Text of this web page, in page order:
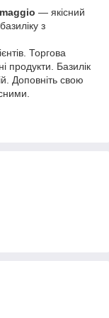
— якісний
з
Торгова
продукти. Базилік
Доповніть свою